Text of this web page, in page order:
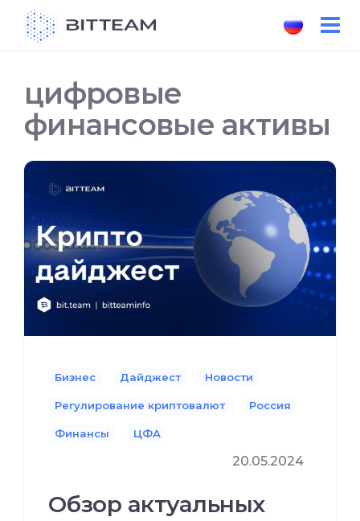
цифровые
финансовые активы
Бизнес Дайджест Новости
Регулирование криптовалют Россия
Финансы ЦФА
20.05.2024
Обзор актуальных